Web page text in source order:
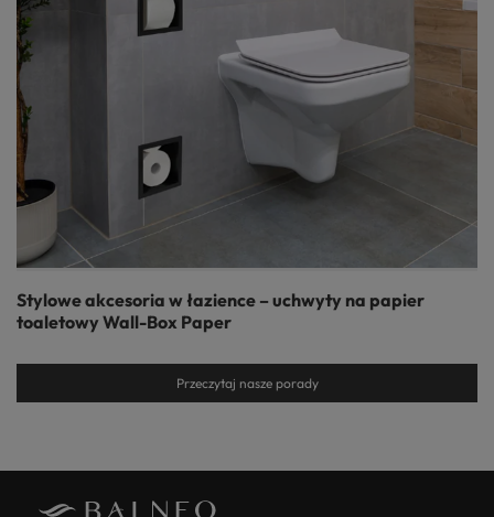
Stylowe akcesoria w łazience – uchwyty na papier
toaletowy Wall-Box Paper
Przeczytaj nasze porady